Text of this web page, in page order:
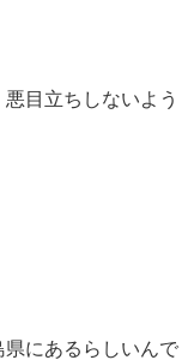
目立ちしないよう
にあるらしいんで